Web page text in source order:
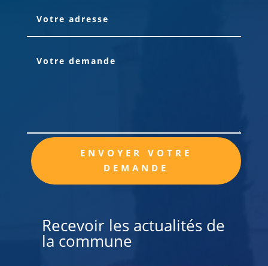
ENVOYER VOTRE
DEMANDE
Alternative:
Recevoir les actualités de
la commune